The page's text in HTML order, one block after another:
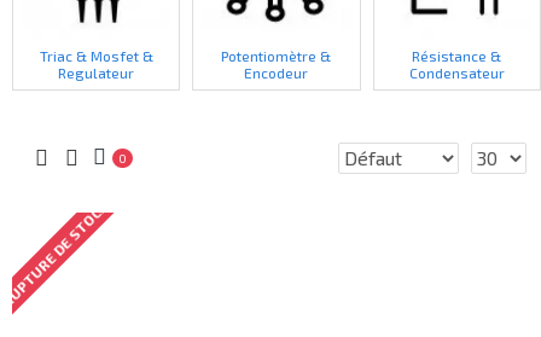
Triac & Mosfet &
Regulateur
Potentiomètre &
Encodeur
Résistance &
Condensateur
0
DE STOCK